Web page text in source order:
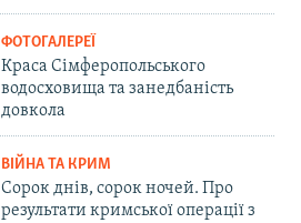
ФОТОГАЛЕРЕЇ
Краса Сімферопольського
водосховища та занедбаність
довкола
ВІЙНА ТА КРИМ
Сорок днів, сорок ночей. Про
результати кримської операції з